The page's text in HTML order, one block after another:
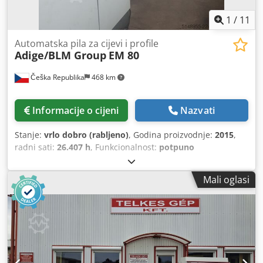
1 / 11
Češka Republika 468 km
Automatska pila za cijevi i profile
Adige/BLM Group EM 80
Informacije o cijeni Nazvati
Stanje: vrlo dobro (rabljeno), Godina proizvodnje: 2015,
radni sati: 26.407 h, Funkcionalnost: potpuno
, Nudimo na prodaju potpuno automatsku
kružnu pilu BLM Group ADIGE EM80, pogodnu za precizno
rezanje cijevi i profila u serijskoj proizvodnji. Stroj je
opremljen CNC upravljanjem Siemens Sinumerik i
automatskim dovodnikom materijala, što omogućuje
učinkovitu i ponovljivu proizvodnju. Tehnički podaci:
godina proizvodnje: 2015 upravljanje: Siemens Sinumerik
snaga: 38 kW napon: 380 V / 50 Hz težina: cca 8.500 kg
radnih sati: cca 26.400 h Cjdpfjznz T Ssx Ai Noha Raspon
Mali oglasi